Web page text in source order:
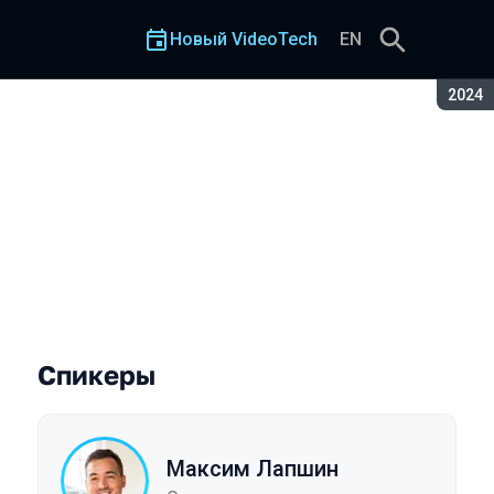
2024
Новый VideoTech EN
Спикеры
Максим Лапшин